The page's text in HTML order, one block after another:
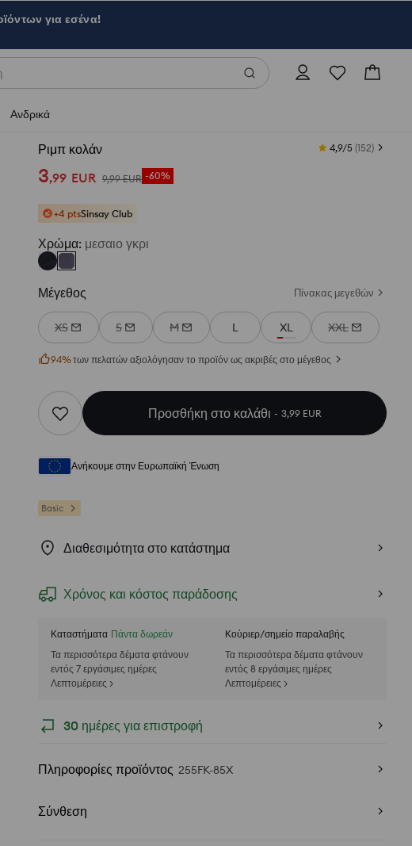
για εσένα!
Ανδρικά
Ριμπ κολάν 4,9/5 (152)
3,99 EUR 9,99 EUR -60%
+4 ptsSinsay Club
Χρώμα: μεσαιο γκρι
Μέγεθος Πίνακας μεγεθών
XS S M L XL XXL
94%των πελατών αξιολόγησαν το προϊόν ως ακριβές στο μέγεθος
Προσθήκη στο καλάθι 3,99 EUR
Ανήκουμε στην Ευρωπαϊκή Ένωση
Basic
Διαθεσιμότητα στο κατάστημα
Χρόνος και κόστος παράδοσης
Καταστήματα Πάντα δωρεάν
Τα περισσότερα δέματα φτάνουν
εντός 7 εργάσιμες ημέρες
Λεπτομέρειες >
Κούριερ/σημείο παραλαβής
Τα περισσότερα δέματα φτάνουν
εντός 8 εργάσιμες ημέρες
Λεπτομέρειες >
30 ημέρες για επιστροφή
Πληροφορίες προϊόντος 255FK-85X
Σύνθεση